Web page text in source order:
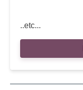
..etc...